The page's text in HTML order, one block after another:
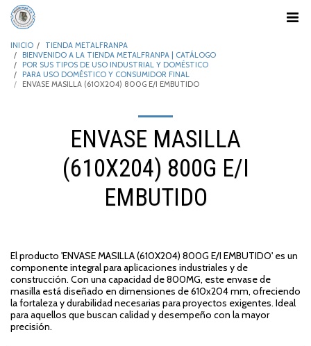
INICIO
TIENDA METALFRANPA
BIENVENIDO A LA TIENDA METALFRANPA | CATÁLOGO
POR SUS TIPOS DE USO INDUSTRIAL Y DOMÉSTICO
PARA USO DOMÉSTICO Y CONSUMIDOR FINAL
ENVASE MASILLA (610X204) 800G E/I EMBUTIDO
ENVASE MASILLA
(610X204) 800G E/I
EMBUTIDO
El producto 'ENVASE MASILLA (610X204) 800G E/I EMBUTIDO' es un
componente integral para aplicaciones industriales y de
construcción. Con una capacidad de 800MG, este envase de
masilla está diseñado en dimensiones de 610x204 mm, ofreciendo
la fortaleza y durabilidad necesarias para proyectos exigentes. Ideal
para aquellos que buscan calidad y desempeño con la mayor
precisión.